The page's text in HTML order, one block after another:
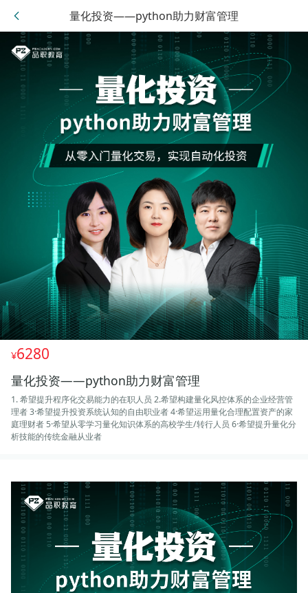
量化投资——python助力财富管理
6280
量化投资——python助力财富管理
1. 希望提升程序化交易能力的在职人员 2.希望构建量化风控体系的企业经营管
理者3·希望提升投资系统认知的自由职业者4·希望运用量化合理配置资产的家
庭理财者 5·希望从零学习量化知识体系的高校学生/转行人员 6·希望提升量化分
析技能的传统金融从业者